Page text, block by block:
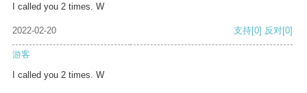
I called you 2 times. W
2022-02-20 支持[0] 反对[0]
游客
I called you 2 times. W